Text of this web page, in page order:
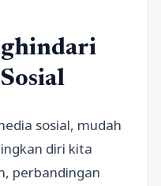
sosial, mudah
diri kita
perbandingan